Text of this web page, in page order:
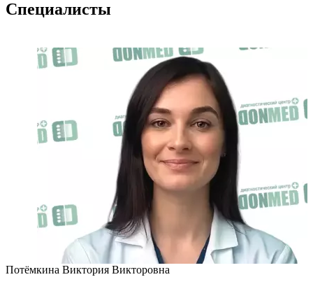
Специалисты
Потёмкина Виктория Викторовна